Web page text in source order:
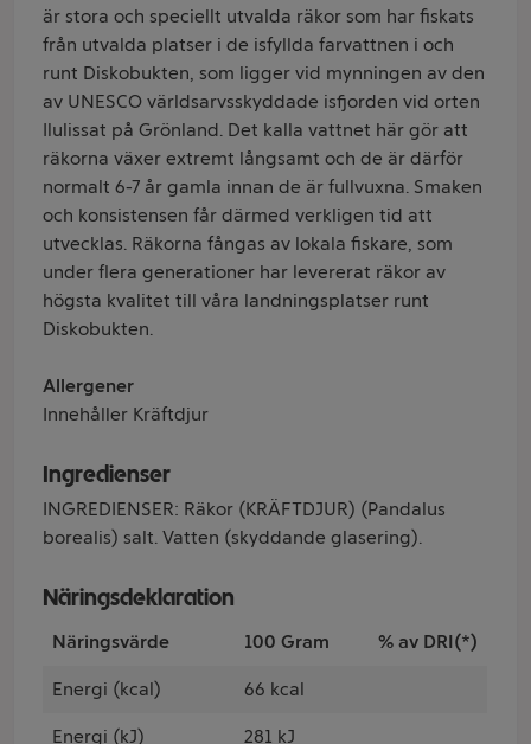
är stora och speciellt utvalda räkor som har fiskats
från utvalda platser i de isfyllda farvattnen i och
runt Diskobukten, som ligger vid mynningen av den
av UNESCO världsarvsskyddade isfjorden vid orten
Ilulissat på Grönland. Det kalla vattnet här gör att
räkorna växer extremt långsamt och de är därför
normalt 6-7 år gamla innan de är fullvuxna. Smaken
och konsistensen får därmed verkligen tid att
utvecklas. Räkorna fångas av lokala fiskare, som
under flera generationer har levererat räkor av
högsta kvalitet till våra landningsplatser runt
Diskobukten.
Allergener
Innehåller Kräftdjur
Ingredienser
INGREDIENSER: Räkor (KRÄFTDJUR) (Pandalus
borealis) salt. Vatten (skyddande glasering).
Näringsdeklaration
Näringsvärde 100 Gram % av DRI(*)
Energi (kcal) 66 kcal
Energi (kJ) 281 kJ